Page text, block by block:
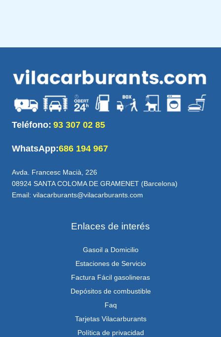
Teléfono: 93 307 02 85
WhatsApp:686 194 967
Avda. Francesc Macià, 226
08924 SANTA COLOMA DE GRAMENET (Barcelona)
Email: vilacarburants@vilacarburants.com
Enlaces de interés
Gasoil a Domicilio
Estaciones de Servicio
Factura Fácil gasolineras
Depósitos de combustible
Faq
Tarjetas Vilacarburants
Política de privacidad